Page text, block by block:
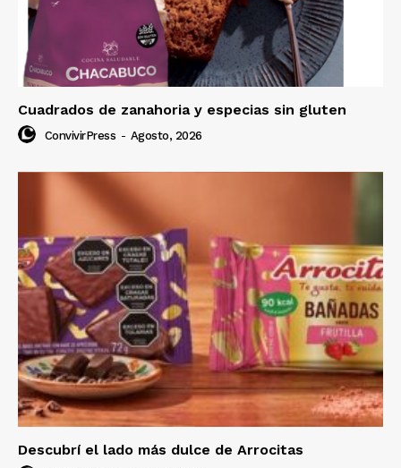
Cuadrados de zanahoria y especias sin gluten
ConvivirPress - Agosto, 2026
Descubrí el lado más dulce de Arrocitas